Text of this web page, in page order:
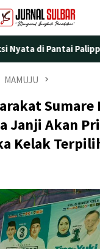
Pantai Palippis:
MAMUJU
Sumare
Janji Akan
Kelak